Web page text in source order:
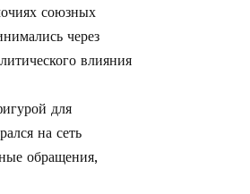
союзных
через
влияния
для
на сеть
обращения,